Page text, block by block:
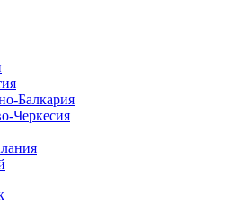
Балкария
Черкесия